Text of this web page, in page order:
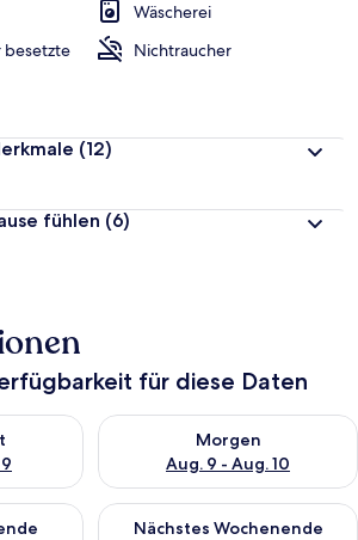
Wäscherei
besetzte
Nichtraucher
(12)
fühlen (6)
für diese Daten
für heute Nacht, Aug. 8 - Aug. 9.
Morgen
Aug. 9 - Aug. 10
Überprüfe die Verfügbarkeit
für dieses Wochenende, Aug. 14
Nächstes Wochenende
Überprüfe die Verfügbarkeit